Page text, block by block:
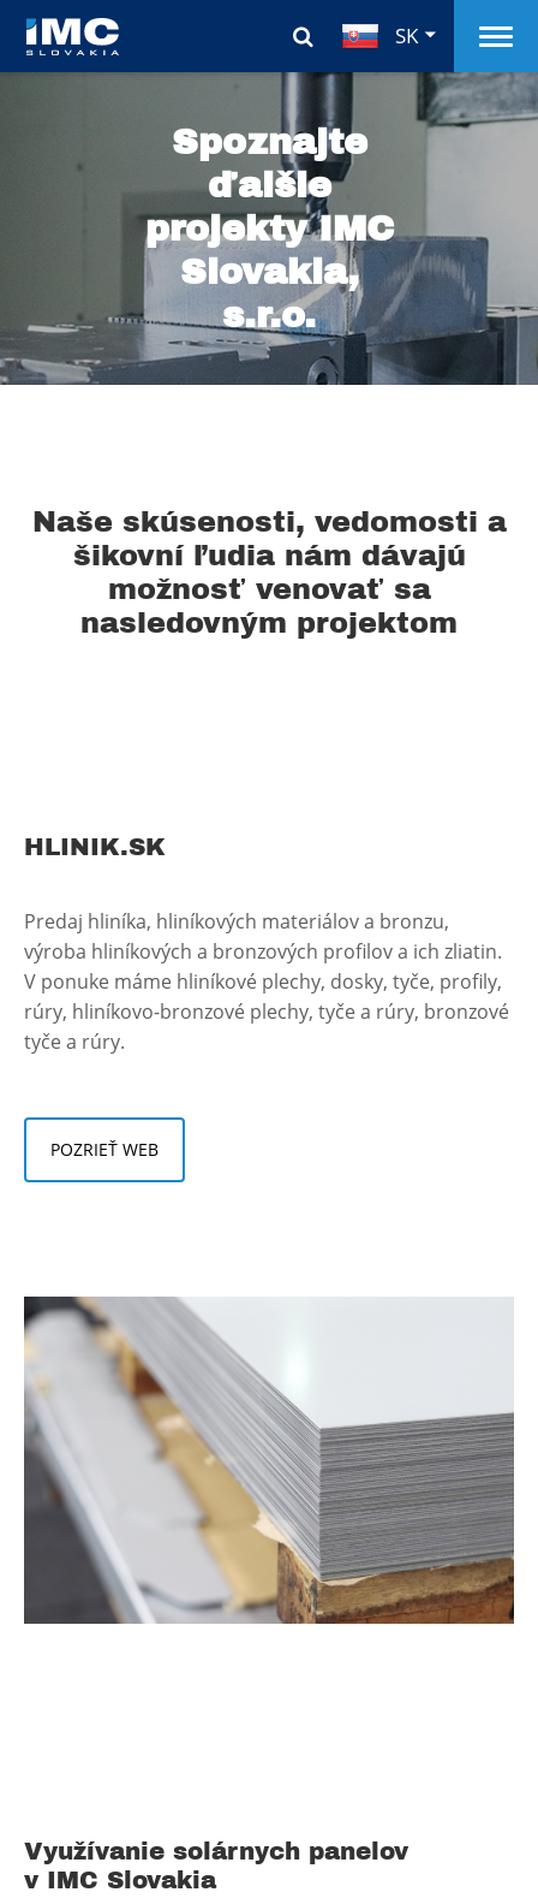
SK
Spoznajte
ďalšie
projekty IMC
Slovakia,
s.r.o.
Naše skúsenosti, vedomosti a
šikovní ľudia nám dávajú
možnosť venovať sa
nasledovným projektom
HLINIK.SK
Predaj hliníka, hliníkových materiálov a bronzu,
výroba hliníkových a bronzových profilov a ich zliatin.
V ponuke máme hliníkové plechy, dosky, tyče, profily,
rúry, hliníkovo-bronzové plechy, tyče a rúry, bronzové
tyče a rúry.
POZRIEŤ WEB
Využívanie solárnych panelov
v IMC Slovakia